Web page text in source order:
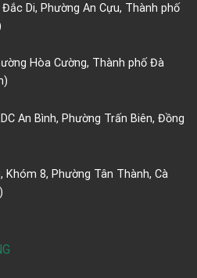
Di, Phường An Cựu, Thành phố
Hòa Cường, Thành phố Đà
An Bình, Phường Trấn Biên, Đồng
8, Phường Tân Thành, Cà